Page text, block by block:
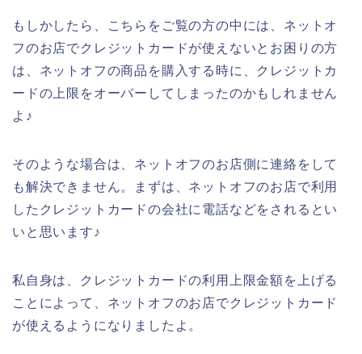
もしかしたら、こちらをご覧の方の中には、ネットオ
フのお店でクレジットカードが使えないとお困りの方
は、ネットオフの商品を購入する時に、クレジットカ
ードの上限をオーバーしてしまったのかもしれません
よ♪
そのような場合は、ネットオフのお店側に連絡をして
も解決できません。まずは、ネットオフのお店で利用
したクレジットカードの会社に電話などをされるとい
いと思います♪
私自身は、クレジットカードの利用上限金額を上げる
ことによって、ネットオフのお店でクレジットカード
が使えるようになりましたよ。